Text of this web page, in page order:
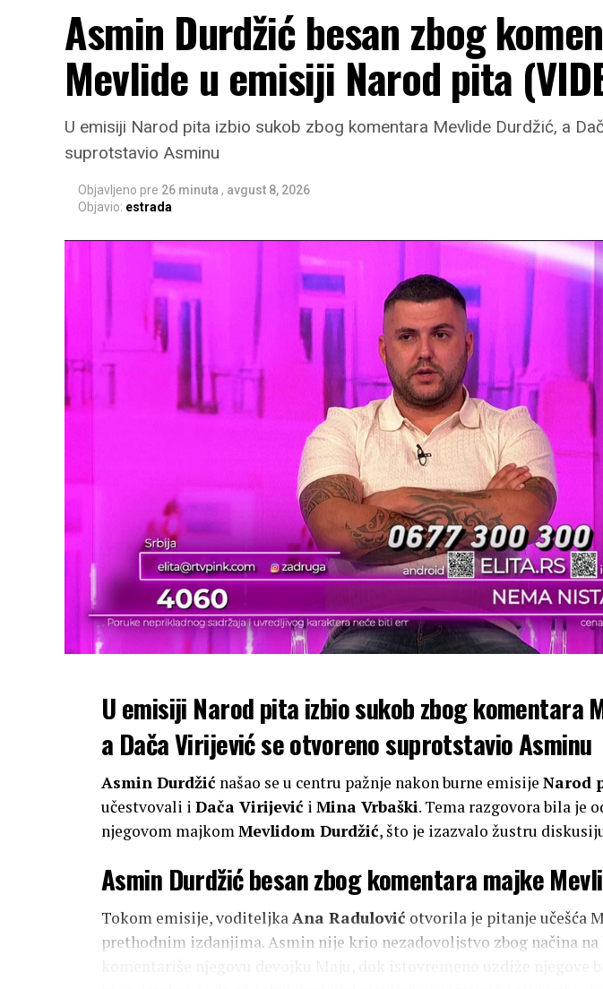
Asmin Durdžić besan zbog
Mevlide u emisiji Narod pita
U emisiji Narod pita izbio sukob zbog komentara Mevlide Durdžić, a
suprotstavio Asminu
Objavljeno pre 26 minuta , avgust 8, 2026
Objavio: estrada
U emisiji Narod pita izbio sukob zbog komentara
a Dača Virijević se otvoreno suprotstavio Asminu
Asmin Durdžić našao se u centru pažnje nakon burne emisije Narod
učestvovali i Dača Virijević i Mina Vrbaški. Tema razgovora bila je
njegovom majkom Mevlidom Durdžić, što je izazvalo žustru
Asmin Durdžić besan zbog komentara majke
Tokom emisije, voditeljka Ana Radulović otvorila je pitanje učešća
prethodnim izdanjima. Asmin nije krio nezadovoljstvo zbog načina